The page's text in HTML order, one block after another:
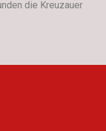
die Kreuzauer